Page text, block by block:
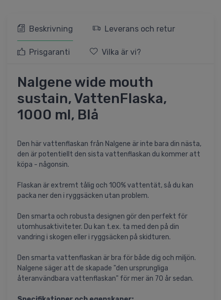
Beskrivning Leverans och retur
Prisgaranti Vilka är vi?
Nalgene wide mouth
sustain, VattenFlaska,
1000 ml, Blå
Den här vattenflaskan från Nalgene är inte bara din nästa,
den är potentiellt den sista vattenflaskan du kommer att
köpa - någonsin.
Flaskan är extremt tålig och 100% vattentät, så du kan
packa ner den i ryggsäcken utan problem.
Den smarta och robusta designen gör den perfekt för
utomhusaktiviteter. Du kan t.ex. ta med den på din
vandring i skogen eller i ryggsäcken på skidturen.
Den smarta vattenflaskan är bra för både dig och miljön.
Nalgene säger att de skapade "den ursprungliga
återanvändbara vattenflaskan" för mer än 70 år sedan.